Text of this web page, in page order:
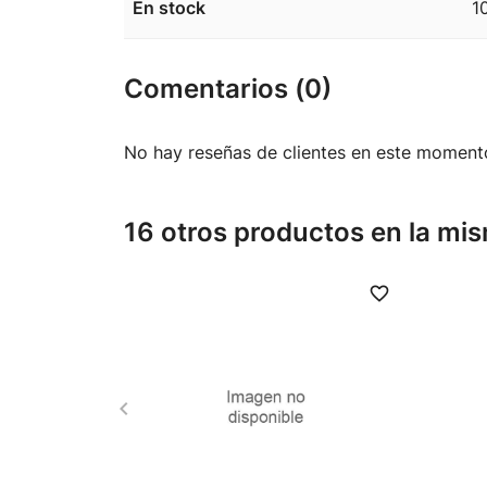
En stock
Comentarios (0)
No hay reseñas de clientes en este
16 otros productos en la
favorite_border